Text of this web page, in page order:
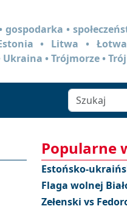
gospodarka •
• Litwa •
Ukraina • Trójmorze •
Popularne
Estońsko-
Flaga wolnej
Zełenski vs